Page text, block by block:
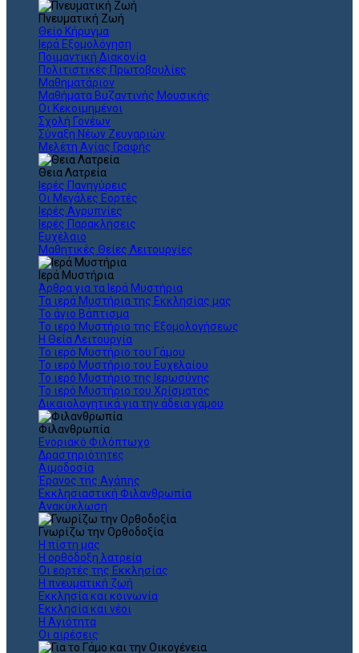
Πνευματική Ζωή
Θείο Κήρυγμα
Ιερά Εξομολόγηση
Ποιμαντική Διακονία
Πολιτιστικές Πρωτοβουλίες
Μαθηματάριον
Μαθήματα Βυζαντινής Μουσικής
Οι Κεκοιμημένοι
Σχολή Γονέων
Σύναξη Νέων Ζευγαριών
Μελέτη Αγίας Γραφής
Θεια Λατρεία
Ιερές Πανηγύρεις
Οι Μεγάλες Εορτές
Ιερές Αγρυπνίες
Ιερές Παρακλήσεις
Ευχέλαιο
Μαθητικές Θείες Λειτουργίες
Ιερά Μυστήρια
Άρθρα για τα Ιερά Μυστήρια
Τα ιερά Μυστήρια της Εκκλησίας μας
Το άγιο Βάπτισμα
Το ιερό Μυστήριο της Εξομολογήσεως
Η Θεία Λειτουργία
Το ιερό Μυστήριο του Γάμου
Το ιερό Μυστήριο του Ευχελαίου
Το ιερό Μυστήριο της Ιερωσύνης
Το ιερό Μυστήριο του Χρίσματος
Δικαιολογητικά για την άδεια γάμου
Φιλανθρωπία
Ενοριακό Φιλόπτωχο
Δραστηριότητες
Αιμοδοσία
Έρανος της Αγάπης
Εκκλησιαστική Φιλανθρωπία
Ανακύκλωση
Γνωρίζω την Ορθοδοξία
Η πίστη μας
Η ορθόδοξη λατρεία
Οι εορτές της Εκκλησίας
Η πνευματική ζωή
Εκκλησία και κοινωνία
Εκκλησία και νέοι
Η Αγιότητα
Οι αιρέσεις